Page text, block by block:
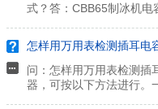
式？答：CBB65制冰机
怎样用万用表检测插耳电
问：怎样用万用表检测插
器，可按以下方法进行。